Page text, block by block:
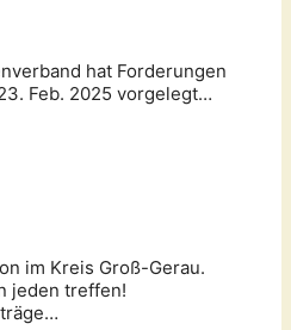
hat Forderungen
Feb. 2025 vorgelegt…
im Kreis Groß-Gerau.
jeden treffen!